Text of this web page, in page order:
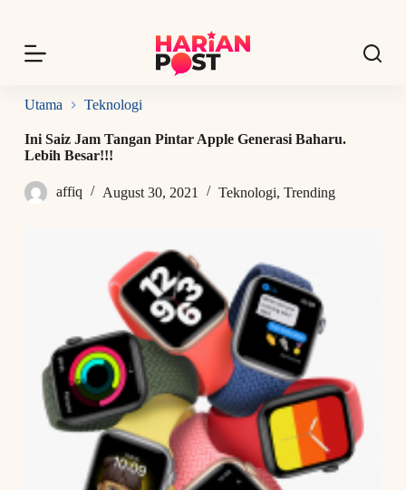
p
o
o
n
n
Utama Teknologi
Ini Saiz Jam Tangan Pintar Apple Generasi Baharu.
Lebih Besar!!!
affiq August 30, 2021 Teknologi, Trending